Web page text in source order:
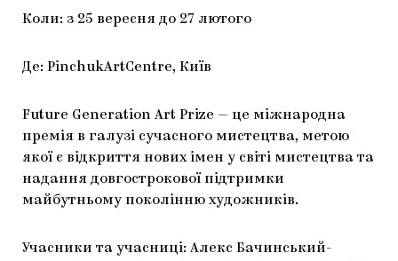
Коли: з 25 вересня до 27 лютого
Де: PinchukArtCentre, Київ
Future Generation Art Prize — це міжнародна
премія в галузі сучасного мистецтва, метою
якої є відкриття нових імен у світі мистецтва та
надання довгострокової підтримки
майбутньому поколінню художників.
Учасники та учасниці: Алекс Бачинський-